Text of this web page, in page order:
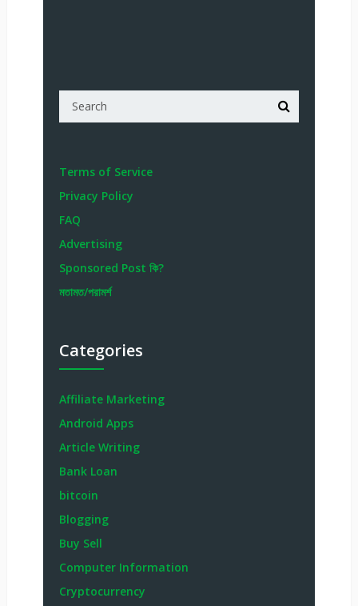
Terms of Service
Privacy Policy
FAQ
Advertising
Sponsored Post কি?
মতামত/পরামর্শ
Categories
Affiliate Marketing
Android Apps
Article Writing
Bank Loan
bitcoin
Blogging
Buy Sell
Computer Information
Cryptocurrency